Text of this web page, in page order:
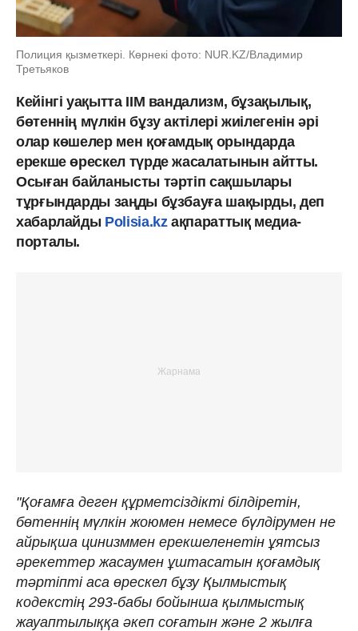
Полиция қызметкері. Көрнекі фото: NUR.KZ/Владимир
Третьяков
Кейінгі уақытта ІІМ вандализм, бұзақылық,
бөтеннің мүлкін бұзу актілері жиілегенін әрі
олар көшелер мен қоғамдық орындарда
ерекше өрескел түрде жасалатынын айтты.
Осыған байланысты тәртіп сақшылары
тұрғындарды заңды бұзбауға шақырды, деп
хабарлайды Polisia.kzақпараттық медиа-
порталы.
"Қоғамға деген құрметсіздікті білдіретін,
бөтеннің мүлкін жоюмен немесе бүлдірумен не
айрықша цинизммен ерекшеленетін ұятсыз
әрекеттер жасаумен ұштасатын қоғамдық
тәртіпті аса өрескел бұзу Қылмыстық
кодекстің 293-бабы бойынша қылмыстық
жауаптылыққа әкеп соғатын және 2 жылға